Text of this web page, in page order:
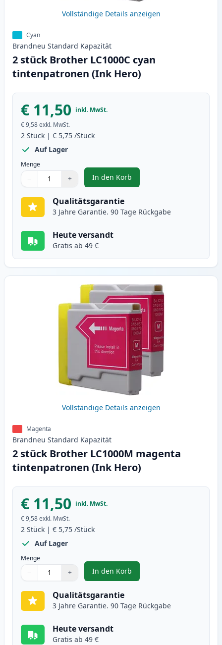
Vollständige Details anzeigen
Cyan
Brandneu Standard Kapazität
2 stück Brother LC1000C cyan
tintenpatronen (Ink Hero)
€ 11,50 inkl. MwSt.
€ 9,58exkl. MwSt.
2 Stück | € 5,75 /Stück
Auf Lager
Menge
Verwenden Sie die Tasten, um anzupassen
− +
1
In den Korb
, 2 stück Brother LC1000C cyan
Qualitätsgarantie
3 Jahre Garantie. 90 Tage Rückgabe
Heute versandt
Gratis ab 49 €
Vollständige Details anzeigen
Magenta
Brandneu Standard Kapazität
2 stück Brother LC1000M magenta
tintenpatronen (Ink Hero)
€ 11,50 inkl. MwSt.
€ 9,58exkl. MwSt.
2 Stück | € 5,75 /Stück
Auf Lager
Menge
Verwenden Sie die Tasten, um anzupassen
− +
1
In den Korb
, 2 stück Brother LC1000M
Qualitätsgarantie
3 Jahre Garantie. 90 Tage Rückgabe
Heute versandt
Gratis ab 49 €